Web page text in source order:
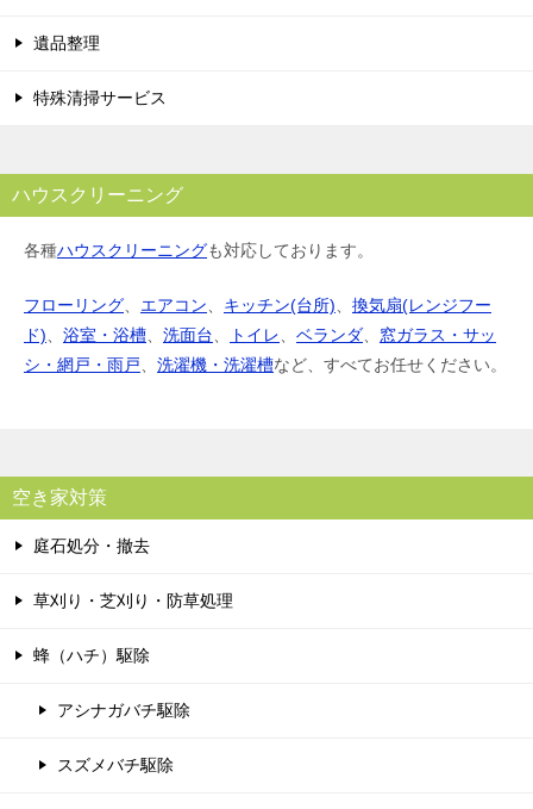
遺品整理
特殊清掃サービス
ハウスクリーニング
各種ハウスクリーニングも対応しております。
フローリング、 エアコン、 キッチン(台所)、 換気扇(レンジフー
ド)、 浴室・浴槽、 洗面台、 トイレ、 ベランダ、 窓ガラス・サッ
シ・網戸・雨戸、 洗濯機・洗濯槽など、すべてお任せください。
空き家対策
庭石処分・撤去
草刈り・芝刈り・防草処理
蜂（ハチ）駆除
アシナガバチ駆除
スズメバチ駆除